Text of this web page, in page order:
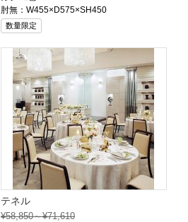
肘無：W455×D575×SH450
数量限定
テネル
¥58,850～¥71,610